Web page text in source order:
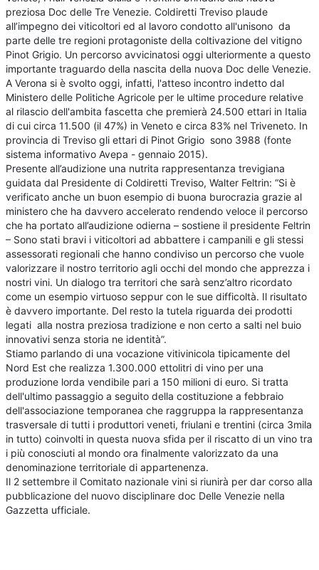
preziosa Doc delle Tre Venezie. Coldiretti Treviso plaude
all’impegno dei viticoltori ed al lavoro condotto all'unisono da
parte delle tre regioni protagoniste della coltivazione del vitigno
Pinot Grigio. Un percorso avvicinatosi oggi ulteriormente a questo
importante traguardo della nascita della nuova Doc delle Venezie.
A Verona si è svolto oggi, infatti, l'atteso incontro indetto dal
Ministero delle Politiche Agricole per le ultime procedure relative
al rilascio dell'ambita fascetta che premierà 24.500 ettari in Italia
di cui circa 11.500 (il 47%) in Veneto e circa 83% nel Triveneto. In
provincia di Treviso gli ettari di Pinot Grigio sono 3988 (fonte
sistema informativo Avepa - gennaio 2015).
Presente all’audizione una nutrita rappresentanza trevigiana
guidata dal Presidente di Coldiretti Treviso, Walter Feltrin: “Si è
verificato anche un buon esempio di buona burocrazia grazie al
ministero che ha davvero accelerato rendendo veloce il percorso
che ha portato all’audizione odierna – sostiene il presidente Feltrin
– Sono stati bravi i viticoltori ad abbattere i campanili e gli stessi
assessorati regionali che hanno condiviso un percorso che vuole
valorizzare il nostro territorio agli occhi del mondo che apprezza i
nostri vini. Un dialogo tra territori che sarà senz’altro ricordato
come un esempio virtuoso seppur con le sue difficoltà. Il risultato
è davvero importante. Del resto la tutela riguarda dei prodotti
legati alla nostra preziosa tradizione e non certo a salti nel buio
innovativi senza storia ne identità”.
Stiamo parlando di una vocazione vitivinicola tipicamente del
Nord Est che realizza 1.300.000 ettolitri di vino per una
produzione lorda vendibile pari a 150 milioni di euro. Si tratta
dell'ultimo passaggio a seguito della costituzione a febbraio
dell'associazione temporanea che raggruppa la rappresentanza
trasversale di tutti i produttori veneti, friulani e trentini (circa 3mila
in tutto) coinvolti in questa nuova sfida per il riscatto di un vino tra
i più conosciuti al mondo ora finalmente valorizzato da una
denominazione territoriale di appartenenza.
Il 2 settembre il Comitato nazionale vini si riunirà per dar corso alla
pubblicazione del nuovo disciplinare doc Delle Venezie nella
Gazzetta ufficiale.